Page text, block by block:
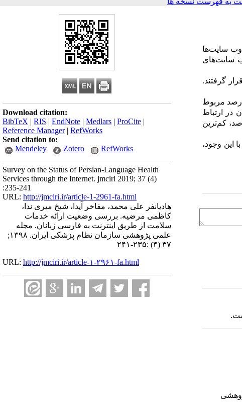
Download citation:
BibTeX | RIS | EndNote | Medlars | ProCite |
Reference Manager| RefWorks
Send citation to:
Mendeley
Zotero RefWorks
Survey on the Status of Persian-Language Health
Services through the Internet. jmciri 2019; 37 (4)
:235-241
URL: http://jmciri.ir/article-1-2961-fa.html
هادیانفر علی محمد، مفاخر آیدا، شیخ میری ندا،
کاظمی مرضیه. بررسی وضعیت ارائه خدمات
سلامت از طریق اینترنت به فارسی زبانان. مجله
علمی پژوهشی سازمان نظام پزشکی ایران. ۱۳۹۸;
۳۷ (۴) :۲۳۵-۲۴۱
URL: http://jmciri.ir/article-۱-۲۹۶۱-fa.html
وب سایتها
سایتهای
گرفتند.
درصد مربوط
در ارتباط
ترین
این وجود،